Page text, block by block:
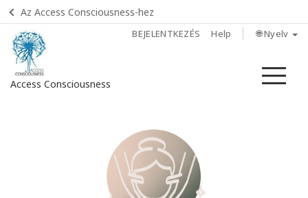
Az Access Consciousness-hez
BEJELENTKEZÉS Help 🌐 Nyelv
Access Consciousness